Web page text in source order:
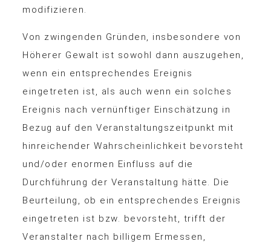
modifizieren.
Von zwingenden Gründen, insbesondere von
Höherer Gewalt ist sowohl dann auszugehen,
wenn ein entsprechendes Ereignis
eingetreten ist, als auch wenn ein solches
Ereignis nach vernünftiger Einschätzung in
Bezug auf den Veranstaltungszeitpunkt mit
hinreichender Wahrscheinlichkeit bevorsteht
und/oder enormen Einfluss auf die
Durchführung der Veranstaltung hätte. Die
Beurteilung, ob ein entsprechendes Ereignis
eingetreten ist bzw. bevorsteht, trifft der
Veranstalter nach billigem Ermessen,